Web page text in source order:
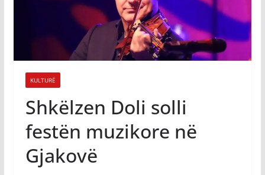
KULTURË
Shkëlzen Doli solli
festën muzikore në
Gjakovë